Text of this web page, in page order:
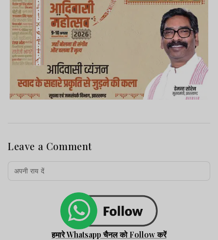
Leave a Comment
हमारे Whatsapp चैनल को Follow करें